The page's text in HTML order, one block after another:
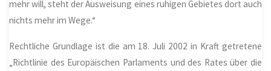
mehr will, steht der Ausweisung eines ruhigen Gebietes dort auch
nichts mehr im Wege.“
Rechtliche Grundlage ist die am 18. Juli 2002 in Kraft getretene
„Richtlinie des Europäischen Parlaments und des Rates über die